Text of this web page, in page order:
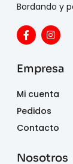
Bordando y
Empresa
Mi cuenta
Pedidos
Contacto
Nosotros